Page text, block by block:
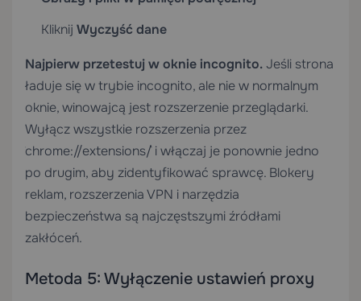
Kliknij Wyczyść dane
Najpierw przetestuj w oknie incognito. Jeśli strona
ładuje się w trybie incognito, ale nie w normalnym
oknie, winowajcą jest rozszerzenie przeglądarki.
Wyłącz wszystkie rozszerzenia przez
`chrome://extensions/` i włączaj je ponownie jedno
po drugim, aby zidentyfikować sprawcę. Blokery
reklam, rozszerzenia VPN i narzędzia
bezpieczeństwa są najczęstszymi źródłami
zakłóceń.
Metoda 5: Wyłączenie ustawień proxy